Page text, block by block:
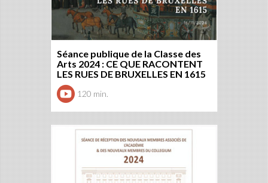
Séance publique de la Classe des
Arts 2024 : CE QUE RACONTENT
LES RUES DE BRUXELLES EN 1615
120 min.